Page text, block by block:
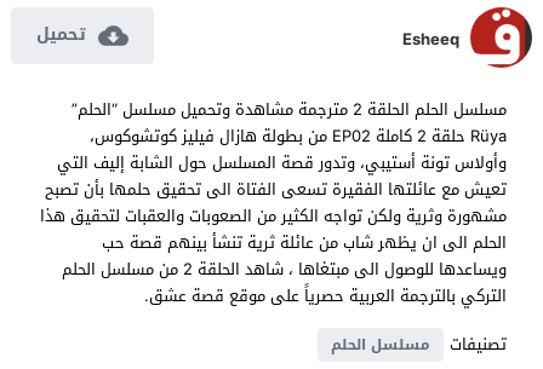
Esheeq تحميل
مسلسل الحلم الحلقة 2 مترجمة مشاهدة وتحميل مسلسل “الحلم”
Rüya حلقة 2 كاملة EP02 من بطولة هازال فيليز كوتشوكوس،
وأولاس تونة أستيبي، وتدور قصة المسلسل حول الشابة إليف التي
تعيش مع عائلتها الفقيرة تسعى الفتاة الى تحقيق حلمها بأن تصبح
مشهورة وثرية ولكن تواجه الكثير من الصعوبات والعقبات لتحقيق هذا
الحلم الى ان يظهر شاب من عائلة ثرية تنشأ بينهم قصة حب
ويساعدها للوصول الى مبتغاها ، شاهد الحلقة 2 من مسلسل الحلم
التركي بالترجمة العربية حصرياً على موقع قصة عشق.
تصنيفات
مسلسل الحلم